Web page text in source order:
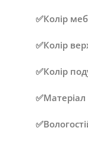
✅Колір
✅Колір
✅Колір